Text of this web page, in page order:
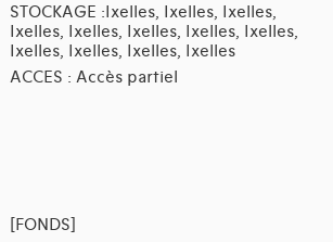
STOCKAGE :Ixelles, Ixelles, Ixelles,
Ixelles, Ixelles, Ixelles, Ixelles, Ixelles,
Ixelles, Ixelles, Ixelles, Ixelles
ACCES : Accès partiel
[FONDS]